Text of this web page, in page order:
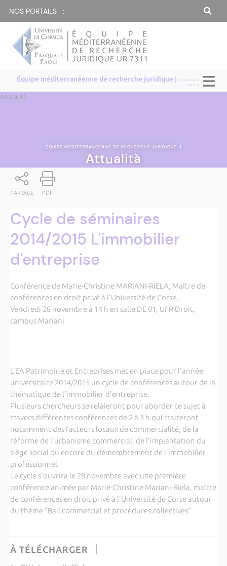
NOS PORTAILS :
Équipe méditerranéenne de recherche juridique |Università di
Corsica
Attualità
ÉQUIPE MÉDITERRANÉENNE DE RECHERCHE JURIDIQUE |
Attualità
PARTAGE PDF
Cycle de séminaires
2014/2015 L'immobilier
d'entreprise
Conférence de Marie-Christine MARIANI-RIELA, Maître de
conférences en droit privé à l'Université de Corse,
Vendredi 28 novembre à 14 h en salle DE 01, UFR Droit,
campus Mariani
L'EA Patrimoine et Entreprises met en place pour l'année
universitaire 2014/2015 un cycle de conférences autour de la
thématique de l'immobilier d'entreprise.
Plusieurs chercheurs se relaieront pour aborder ce sujet à
travers différentes conférences de 2 à 3 h qui traiteront
notamment des facteurs locaux de commercialité, de la
réforme de l'urbanisme commercial, de l'implantation du
siège social ou encore du démembrement de l'immobilier
professionnel.
Le cycle s'ouvrira le 28 novembre avec une première
conférence animée par Marie-Christine Mariani-Riela, maître
de conférences en droit privé à l'Université de Corse autour
du thème "Bail commercial et procédures collectives"
À TÉLÉCHARGER